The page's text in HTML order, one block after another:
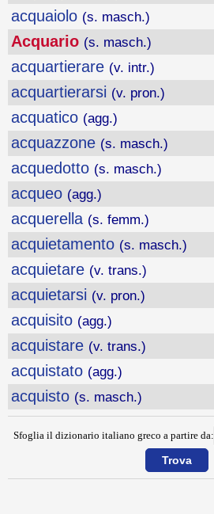
acquaiolo (s. masch.)
Acquario (s. masch.)
acquartierare (v. intr.)
acquartierarsi (v. pron.)
acquatico (agg.)
acquazzone (s. masch.)
acquedotto (s. masch.)
acqueo (agg.)
acquerella (s. femm.)
acquietamento (s. masch.)
acquietare (v. trans.)
acquietarsi (v. pron.)
acquisito (agg.)
acquistare (v. trans.)
acquistato (agg.)
acquisto (s. masch.)
Sfoglia il dizionario italiano greco a partire da: